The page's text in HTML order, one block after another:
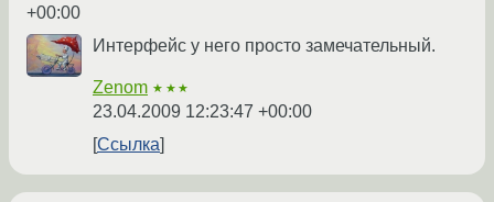
+00:00
Интерфейс у него просто замечательный.
Zenom ★★★
23.04.2009 12:23:47 +00:00
Ссылка